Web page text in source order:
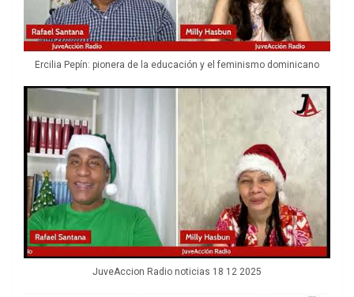
Ercilia Pepín: pionera de la educación y el feminismo dominicano
JuveAccion Radio noticias 18 12 2025